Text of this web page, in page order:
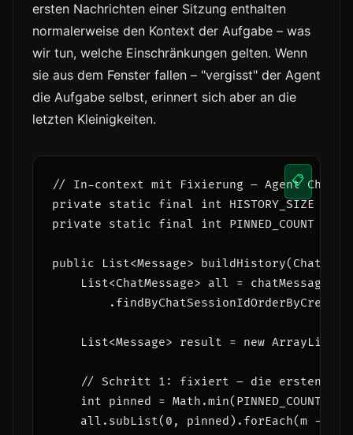
ersten Nachrichten einer Sitzung enthalten
normalerweise den Kontext der Aufgabe – was
wir tun, welche Einschränkungen gelten. Wenn
sie aus dem Fenster fallen – "vergisst" der Agent
die Aufgabe selbst, erinnert sich aber an die
letzten Kleinigkeiten.
// In-context mit Fixierung – Agent Chat-
private static final int HISTORY_SIZE =
private static final int PINNED_COUNT
public List<Message>
List<ChatMessage> all =
List<Message> result = new
// Schritt 1: fixiert – die ersten 3
int pinned = Math.min(PINNED_COUNT,
all.subList(0, pinned).forEach(m ->
📋